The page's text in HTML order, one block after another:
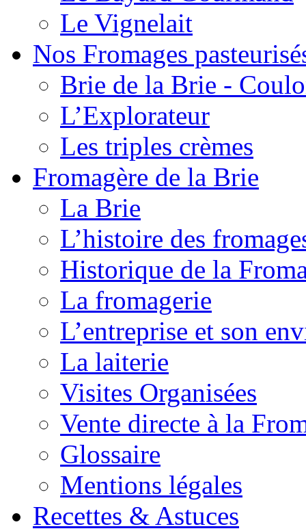
Le Vignelait
Nos Fromages
Brie de la Brie -
L’Explorateur
Les triples crèmes
Fromagère de la Brie
La Brie
L’histoire des
Historique de la
La fromagerie
L’entreprise et son
La laiterie
Visites Organisées
Vente directe à la
Glossaire
Mentions légales
Recettes & Astuces